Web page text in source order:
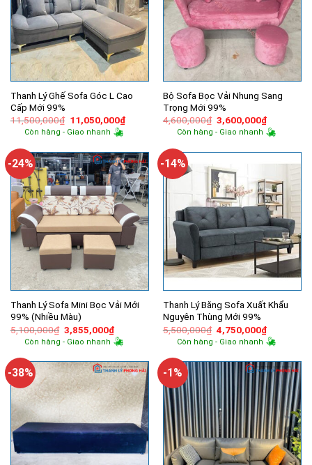
Thanh Lý Ghế Sofa Góc L Cao
Cấp Mới 99%
11,500,000₫ Giá
gốc
là:
11,050,000₫Giá
hiện
11,050,000₫.
Còn hàng - Giao nhanh
Bộ Sofa Bọc Vải Nhung Sang
Trọng Mới 99%
4,600,000₫ Giá
gốc
là:
3,600,000₫Giá
hiện
tại
Còn hàng - Giao nhanh
-24%
Thanh Lý Sofa Mini Bọc Vải Mới
99% (Nhiều Màu)
5,100,000₫ Giá
gốc
là:
3,855,000₫Giá
hiện
tại
3,855,000₫.
Còn hàng - Giao nhanh
-14%
Thanh Lý Băng Sofa Xuất Khẩu
Nguyên Thùng Mới 99%
5,500,000₫ Giá
gốc
là:
4,750,000₫Giá
hiện
tại
Còn hàng - Giao nhanh
-38% -1%